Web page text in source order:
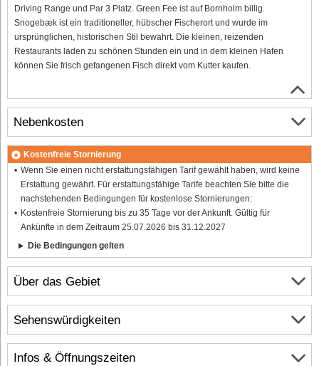
Driving Range und Par 3 Platz. Green Fee ist auf Bornholm billig.
Snogebæk ist ein traditioneller, hübscher Fischerort und wurde im
ursprünglichen, historischen Stil bewahrt. Die kleinen, reizenden
Restaurants laden zu schönen Stunden ein und in dem kleinen Hafen
können Sie frisch gefangenen Fisch direkt vom Kutter kaufen.
Über das Gebiet
Infos & Öffnungszeiten
Nebenkosten
Kostenfreie Stornierung
Wenn Sie einen nicht erstattungsfähigen Tarif gewählt haben, wird keine
Erstattung gewährt. Für erstattungsfähige Tarife beachten Sie bitte die
nachstehenden Bedingungen für kostenlose Stornierungen:
Kostenfreie Stornierung bis zu 35 Tage vor der Ankunft. Gültig für
Ankünfte in dem Zeitraum 25.07.2026 bis 31.12.2027
Die Bedingungen gelten
Sehenswürdigkeiten